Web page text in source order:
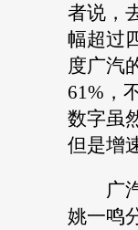
者说，
幅超过
度广汽
61%，
数字虽
但是增
广
姚一鸣